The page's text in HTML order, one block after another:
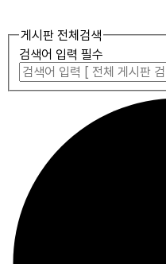
게시판 전체검색
검색어 입력 필수